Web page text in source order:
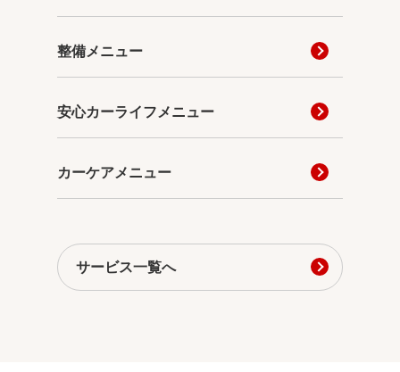
整備メニュー
安心カーライフメニュー
カーケアメニュー
サービス一覧へ